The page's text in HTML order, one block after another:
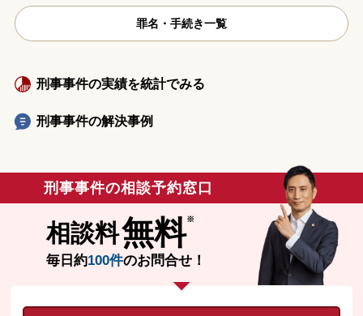
罪名・手続き一覧
刑事事件の実績を統計でみる
刑事事件の解決事例
刑事事件の相談予約窓口
相談料無料
毎日約100件のお問合せ！